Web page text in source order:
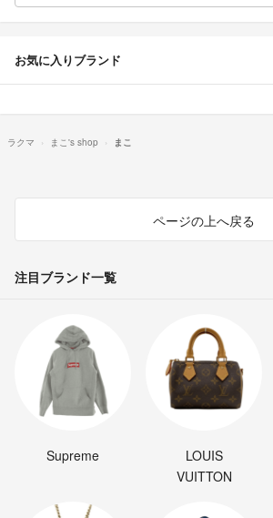
お気に入りブランド
ラクマ まこ's shop まこ
ページの上へ戻る
注目ブランド一覧
Supreme
LOUIS
VUITTON